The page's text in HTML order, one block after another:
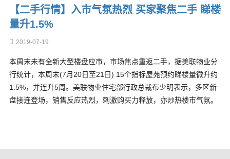
【二手行情】入市气氛热烈 买家聚焦二手 睇楼
量升1.5%
2019-07-19
本周末未有全新大型楼盘应市，市场焦点重返二手，据美联物业分
行统计，本周末(7月20日至21日) 15个指标屋苑预约睇楼量微升约
1.5%，并连升5周。美联物业住宅部行政总裁布少明表示，多区新
盘接连登场，销售反应热烈，刺激购买力释放，亦炒热楼市气氛。